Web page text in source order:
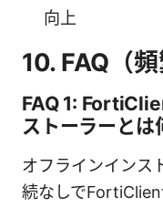
向上
10. FAQ（頻
FAQ 1:
ストーラーとは
オフラインインス
続なしで